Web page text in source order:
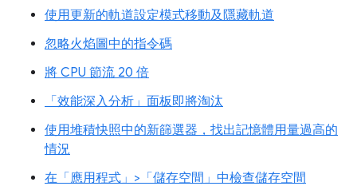
使用更新的軌道設定模式移動及隱藏軌道
忽略火焰圖中的指令碼
將 CPU 節流 20 倍
「效能深入分析」面板即將淘汰
使用堆積快照中的新篩選器，找出記憶體用量過高的
情況
在「應用程式」>「儲存空間」中檢查儲存空間